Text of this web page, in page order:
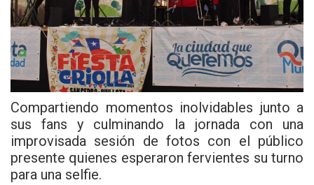
Compartiendo momentos inolvidables junto a
sus fans y culminando la jornada con una
improvisada sesión de fotos con el público
presente quienes esperaron fervientes su turno
para una selfie.